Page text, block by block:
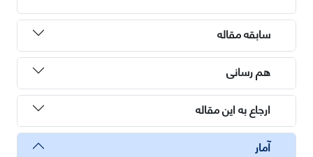
سابقه مقاله
هم رسانی
ارجاع به این مقاله
آمار